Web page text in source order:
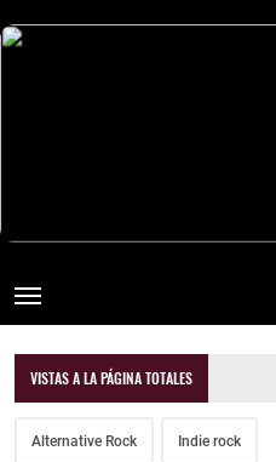
VISTAS A LA PÁGINA TOTALES
Alternative Rock Indie rock